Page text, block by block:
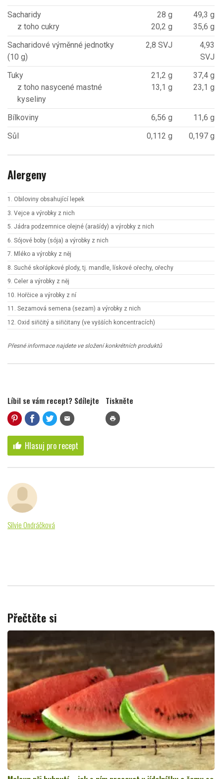
Sacharidy
z toho cukry
28 g
20,2 g
49,3 g
35,6 g
Sacharidové výměnné jednotky
(10 g)
2,8 SVJ
4,93
SVJ
Tuky
z toho nasycené mastné
kyseliny
21,2 g
13,1 g
37,4 g
23,1 g
Bílkoviny 6,56 g
11,6 g
Sůl
0,112 g 0,197 g
Alergeny
1. Obiloviny obsahující lepek
3. Vejce a výrobky z nich
5. Jádra podzemnice olejné (arašídy) a výrobky z nich
6. Sójové boby (sója) a výrobky z nich
7. Mléko a výrobky z něj
8. Suché skořápkové plody, tj. mandle, lískové ořechy, ořechy
9. Celer a výrobky z něj
10. Hořčice a výrobky z ní
11. Sezamová semena (sezam) a výrobky z nich
12. Oxid siřičitý a siřičitany (ve vyšších koncentracích)
Přesné informace najdete ve složení konkrétních produktů
Líbil se vám recept? Sdílejte
mail
Tiskněte
print
thumb_up Hlasuj pro recept
Silvie Ondráčková
Přečtěte si